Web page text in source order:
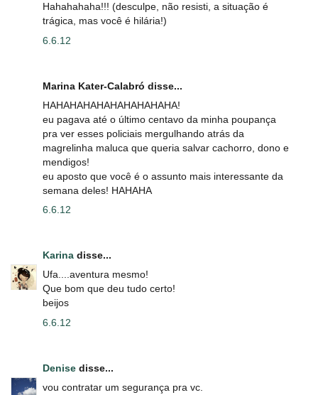
Hahahahaha!!! (desculpe, não resisti, a situação é
trágica, mas você é hilária!)
6.6.12
Marina Kater-Calabró disse...
HAHAHAHAHAHAHAHAHAHA!
eu pagava até o último centavo da minha poupança
pra ver esses policiais mergulhando atrás da
magrelinha maluca que queria salvar cachorro, dono e
mendigos!
eu aposto que você é o assunto mais interessante da
semana deles! HAHAHA
6.6.12
Karina disse...
Ufa....aventura mesmo!
Que bom que deu tudo certo!
beijos
6.6.12
Denise disse...
vou contratar um segurança pra vc.